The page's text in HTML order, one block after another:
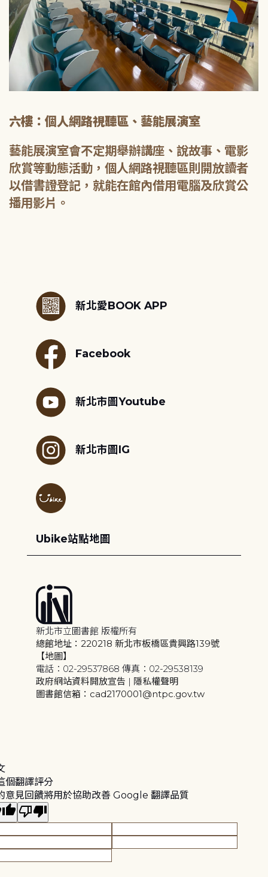
六樓：個人網路視聽區、藝能展演室
藝能展演室會不定期舉辦講座、說故事、電影
欣賞等動態活動，個人網路視聽區則開放讀者
以借書證登記，就能在館內借用電腦及欣賞公
播用影片。
新北愛BOOK APP
Facebook
新北市圖Youtube
新北市圖IG
Ubike站點地圖
新北市立圖書館 版權所有
總館地址：220218 新北市板橋區貴興路139號
【地圖】
電話：02-29537868 傳真：02-29538139
政府網站資料開放宣告 | 隱私權聲明
圖書館信箱：cad2170001@ntpc.gov.tw
個翻譯評分
意見回饋將用於協助改善 Google 翻譯品質